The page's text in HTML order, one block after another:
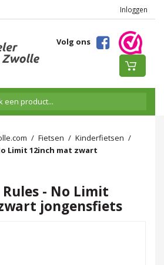
Inloggen
Volg ons
Fietsen
Kinderfietsen
Limit 12inch mat zwart
- No Limit
jongensfiets